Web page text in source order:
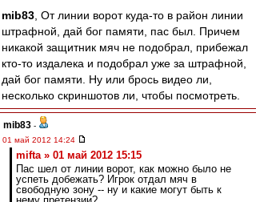
mib83 , От линии ворот куда-то в район линии
штрафной, дай бог памяти, пас был. Причем
никакой защитник мяч не подобрал, прибежал
кто-то издалека и подобрал уже за штрафной,
дай бог памяти. Ну или брось видео ли,
несколько скриншотов ли, чтобы посмотреть.
mib83 -
01 май 2012 14:24
mifta » 01 май 2012 15:15
Пас шел от линии ворот, как можно было не
успеть добежать? Игрок отдал мяч в
свободную зону -- ну и какие могут быть к